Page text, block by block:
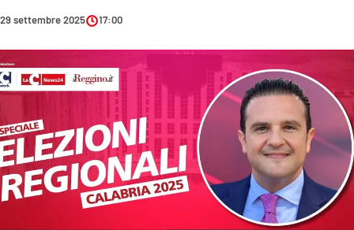
AMBIENTE
CULTURA
ECONOMIA E LAVORO
EVENTI
SPORT
29 settembre 2025 17:00